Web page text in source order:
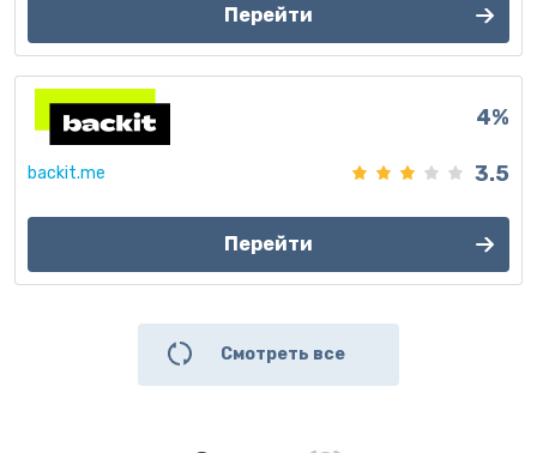
Перейти
backit.me
4%
3.5
Перейти
Смотреть все